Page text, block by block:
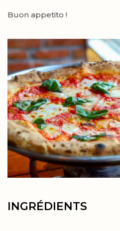
Buon appetito !
INGRÉDIENTS